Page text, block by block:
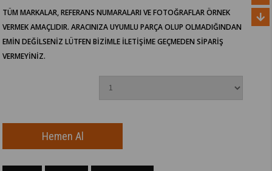
TÜM MARKALAR, REFERANS NUMARALARI VE FOTOĞRAFLAR ÖRNEK
VERMEK AMAÇLIDIR. ARACINIZA UYUMLU PARÇA OLUP OLMADIĞINDAN
EMİN DEĞİLSENİZ LÜTFEN BİZİMLE İLETİŞİME GEÇMEDEN SİPARİŞ
VERMEYİNİZ.